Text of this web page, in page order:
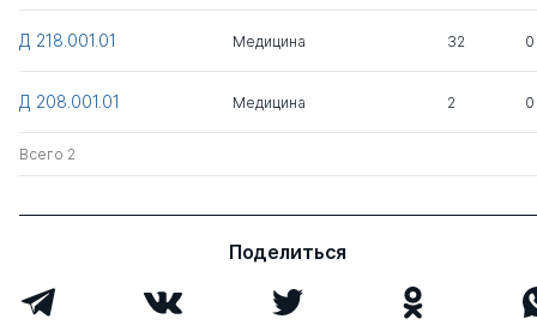
Д 218.001.01 Медицина 32 0
Д 208.001.01 Медицина 2 0
Всего 2
Поделиться